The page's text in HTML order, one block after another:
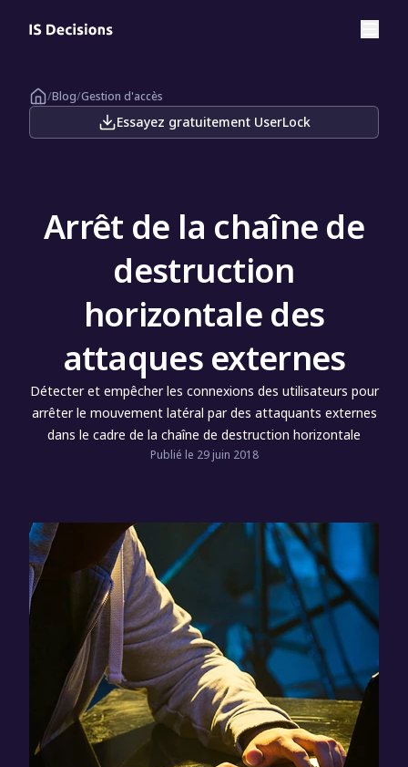
/Blog/Gestion d'accès
Essayez gratuitement UserLock
Arrêt de la chaîne de
destruction
horizontale des
attaques externes
Détecter et empêcher les connexions des utilisateurs pour
arrêter le mouvement latéral par des attaquants externes
dans le cadre de la chaîne de destruction horizontale
Publié le 29 juin 2018